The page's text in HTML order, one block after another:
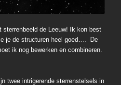
sterrenbeeld de Leeuw! Ik kon best
je de structuren heel goed…. De
ik nog bewerken en combineren.
twee intrigerende sterrenstelsels in